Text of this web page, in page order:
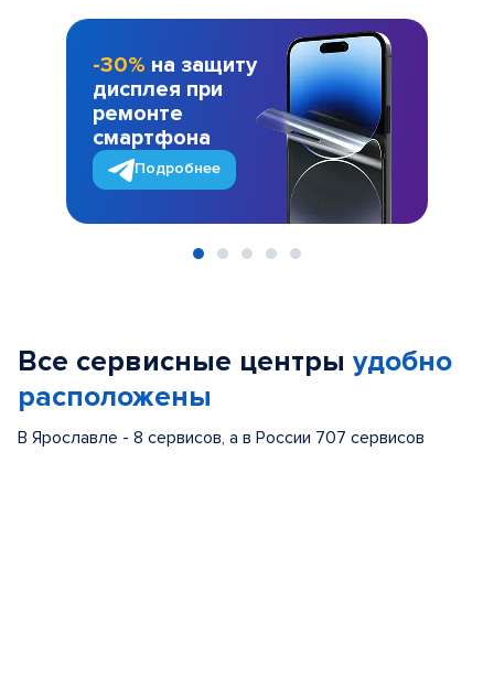
-30% на защиту
дисплея при
ремонте
смартфона
Подробнее
Все сервисные центры удобно
расположены
В Ярославле - 8 сервисов, а в России 707 сервисов